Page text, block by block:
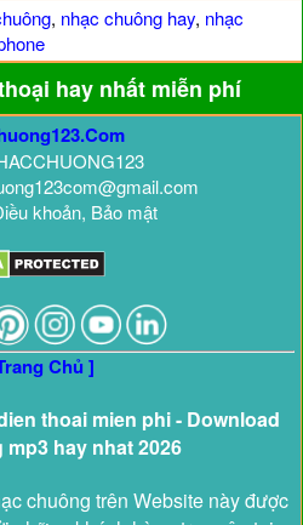
, nhạc chuông hay, nhạc
hay nhất miễn phí
khoản, Bảo mật
Chủ ]
thoai mien phi - Download
hay nhat 2026
chuông trên Website này được